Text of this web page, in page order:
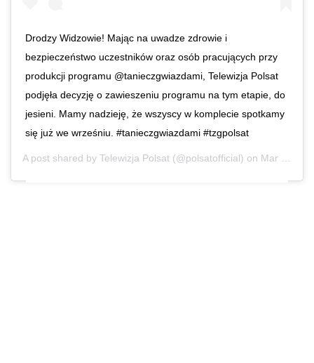
Drodzy Widzowie! Mając na uwadze zdrowie i
bezpieczeństwo uczestników oraz osób pracujących przy
produkcji programu @tanieczgwiazdami, Telewizja Polsat
podjęła decyzję o zawieszeniu programu na tym etapie, do
jesieni. Mamy nadzieję, że wszyscy w komplecie spotkamy
się już we wrześniu. #tanieczgwiazdami #tzgpolsat
A post shared by Telewizja Polsat (@polsatofficial) on Mar 13, 2020 at 2:27pm PDT